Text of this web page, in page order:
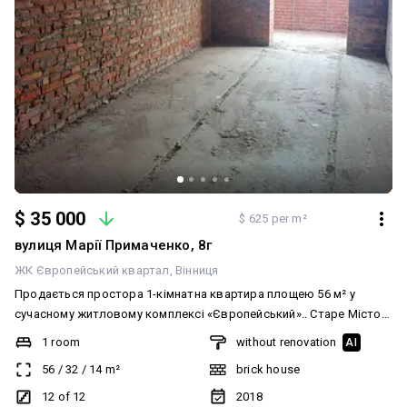
$ 35 000 $ 625 per m²
вулиця Марії Примаченко, 8г
ЖК Європейський квартал Вінниця
Продається простора 1-кімнатна квартира площею 56 м² у
сучасному житловому комплексі «Європейський».. Старе Місто
м.Вінниця Характеристики: 11 секція ( здача |-|| квартал 2026
сторони Чорновий стан — ідеально для реалізації власного
дизайну Вдале планування, світла та простора Будинок
1 room
56 / 32 / 14m²
12 of 12
without renovation AI
brick house
2018